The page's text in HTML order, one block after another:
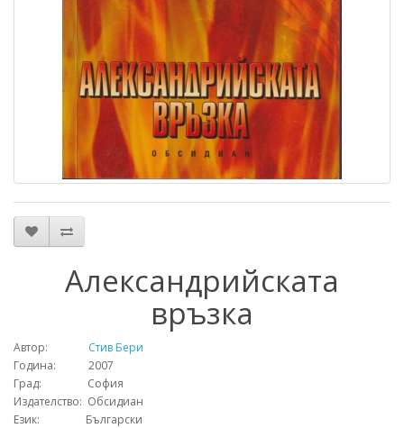
Александрийската
връзка
Автор:
Стив Бери
Година: 2007
Град: София
Издателство: Обсидиан
Език: Български